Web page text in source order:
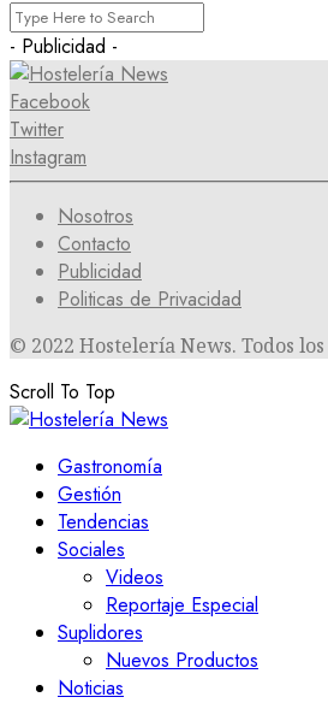
- Publicidad -
Facebook
Twitter
Instagram
Nosotros
Contacto
Publicidad
Politicas de Privacidad
© 2022 Hostelería News. Todos
Scroll To Top
Gastronomía
Gestión
Tendencias
Sociales
Videos
Reportaje Especial
Suplidores
Nuevos Productos
Noticias